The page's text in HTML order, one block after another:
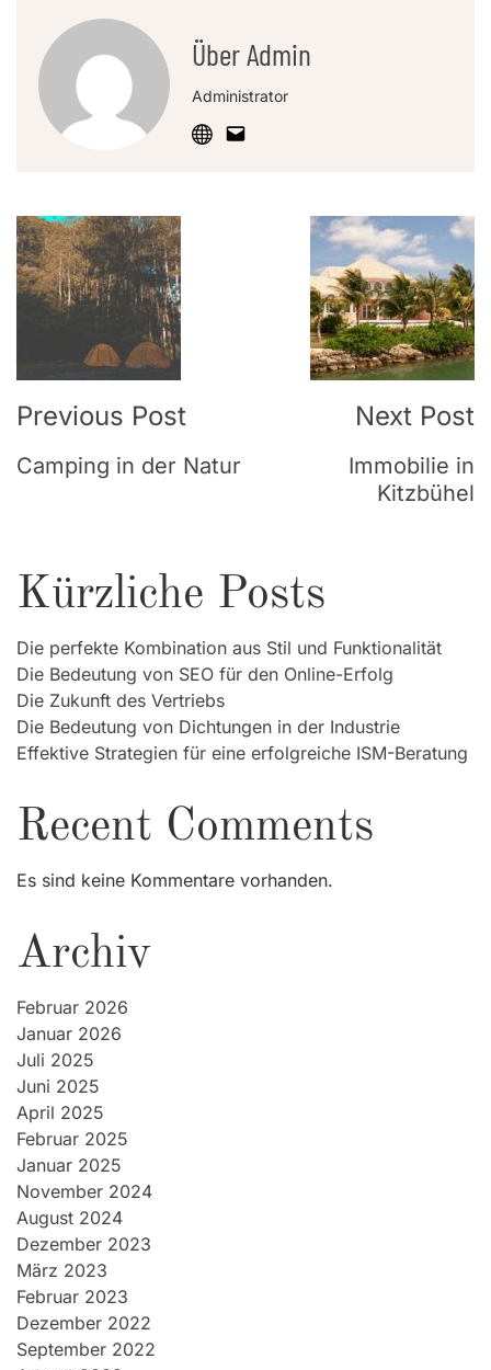
Über Admin
Administrator
Post
Navigation
Previous Post
Camping in der Natur
Next Post
Immobilie in
Kitzbühel
Kürzliche Posts
Die perfekte Kombination aus Stil und Funktionalität
Die Bedeutung von SEO für den Online-Erfolg
Die Zukunft des Vertriebs
Die Bedeutung von Dichtungen in der Industrie
Effektive Strategien für eine erfolgreiche ISM-Beratung
Recent Comments
Es sind keine Kommentare vorhanden.
Archiv
Februar 2026
Januar 2026
Juli 2025
Juni 2025
April 2025
Februar 2025
Januar 2025
November 2024
August 2024
Dezember 2023
März 2023
Februar 2023
Dezember 2022
September 2022